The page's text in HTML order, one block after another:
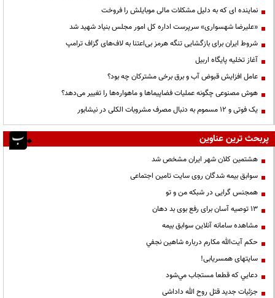
نماینده ای که به دلیل مشکلات مالی موبایلش را فروخت
«علیرضا شهسواری» سرپرست اداره کل امور مجلس بنیاد شهید شد
شروط ایران برای بازگشایی تنگه هرمز بی‌اعتنا به لاف‌های گزاف ترامپ
آغاز تخلیه پایگاه اربیل
عامل افزایش قبوض آب و برق برخی مشترکان چه بود؟
هوش مصنوعی چگونه عملیات فضاپیماها و ماهواره‌ها را تغییر می‌دهد؟
یک فوتی و ۱۲ مسموم به دنبال مصرف مشروبات الکلی در نیشابور
پربحث ترین عناوین
هشتمین کلان شهر ایران مشخص شد
سوابق بیمه شدگان روی سایت تامین اجتماعی
همجنس گرایی در شبکه من و تو
13 توصیه آسان برای رفع بوی بد دهان
مشاهده سامانه آنلاين سوابق بیمه
حكم آيت‌الله مكارم درباره شاهين نجفي
سایتهای همسریابی!
دعايي كه قطعا مستجاب مي‌شود
جزئیات جدید قتل روح الله داداشی